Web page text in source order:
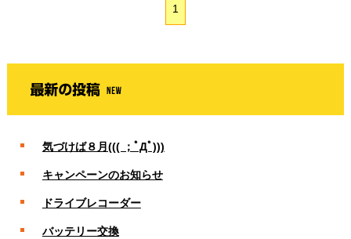
1
気づけば８月((( ；ﾟДﾟ)))
キャンペーンのお知らせ
ドライブレコーダー
バッテリー交換